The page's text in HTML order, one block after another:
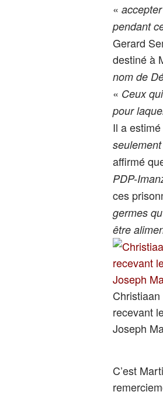
«
pendant
Gerard
destiné à
nom de
« Ceux
pour
Il a
affirmé
PDP-
ces
germes
être
recevant
Joseph
C’est